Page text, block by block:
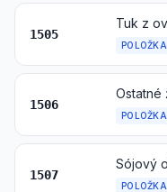
1505
POLOŽKA
1506
POLOŽKA
1507
POLOŽKA